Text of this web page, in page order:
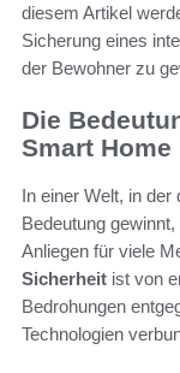
diesem Artikel
Sicherung eines
der Bewohner zu
Die
Smart Home
In einer Welt, in
Bedeutung
Anliegen für viele
Sicherheit ist von
Bedrohungen
Technologien